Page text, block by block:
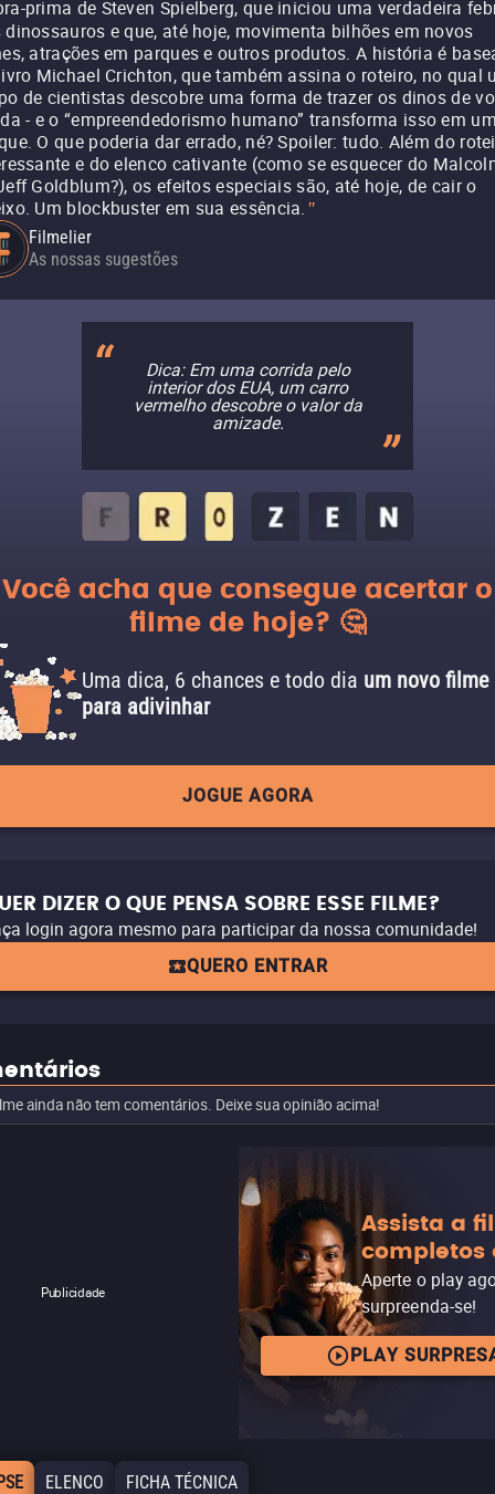
prima de Steven Spielberg, que iniciou uma verdadeira
dinossauros e que, até hoje, movimenta bilhões em novos
atrações em parques e outros produtos. A história é
Michael Crichton, que também assina o roteiro, no qual
de cientistas descobre uma forma de trazer os dinos de
- e o “empreendedorismo humano” transforma isso em um
O que poderia dar errado, né? Spoiler: tudo. Além do
e do elenco cativante (como se esquecer do
Goldblum?), os efeitos especiais são, até hoje, de cair o
Um blockbuster em sua essência. "
Filmelier
As nossas sugestões
Dica: Em uma corrida pelo
interior dos EUA, um carro
vermelho descobre o valor da
amizade.
Você acha que consegue acertar o
filme de hoje? 🤔
Uma dica, 6 chances e todo dia um novo filme
para adivinhar
JOGUE AGORA
DIZER O QUE PENSA SOBRE ESSE FILME?
login agora mesmo para participar da nossa comunidade!
QUERO ENTRAR
ainda não tem comentários. Deixe sua opinião acima!
Publicidade
Assista a
completos
Aperte o play
surpreenda-se!
PLAY
ELENCO FICHA TÉCNICA